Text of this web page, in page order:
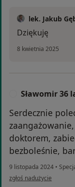
lek. Jakub
Dziękuję
8 kwietnia 2025
Sławomir 36
Serdecznie
doktorem,
bezboleśnie,
9 listopada 2024 •
w opinii użytkownika
zgłoś nadużycie